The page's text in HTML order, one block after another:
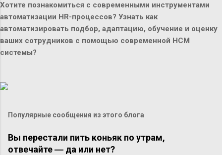
Хотите познакомиться с современными инструментами
автоматизации HR-процессов? Узнать как
автоматизировать подбор, адаптацию, обучение и оценку
ваших сотрудников с помощью современной HCM
системы?
Популярные сообщения из этого блога
Вы перестали пить коньяк по утрам,
отвечайте ― да или нет?